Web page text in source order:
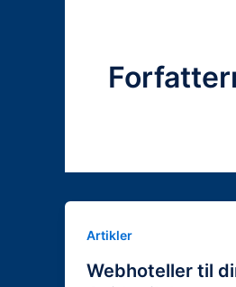
Artikler
Webhoteller til